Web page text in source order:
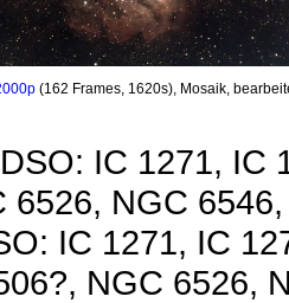
(162 Frames, 1620s), Mosaik,
IC 1271, IC
6526, NGC
IC 1271, IC
NGC 6526,